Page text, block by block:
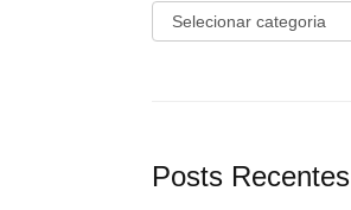
Categorias
Posts Recentes